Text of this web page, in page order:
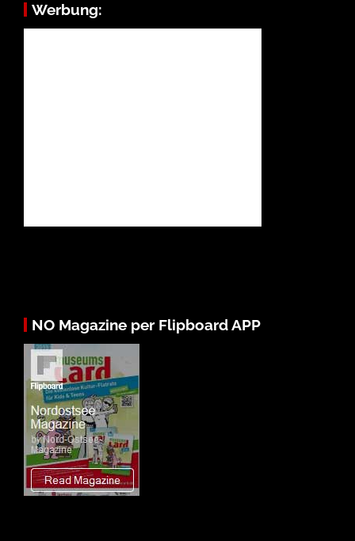
Werbung:
NO Magazine per Flipboard APP